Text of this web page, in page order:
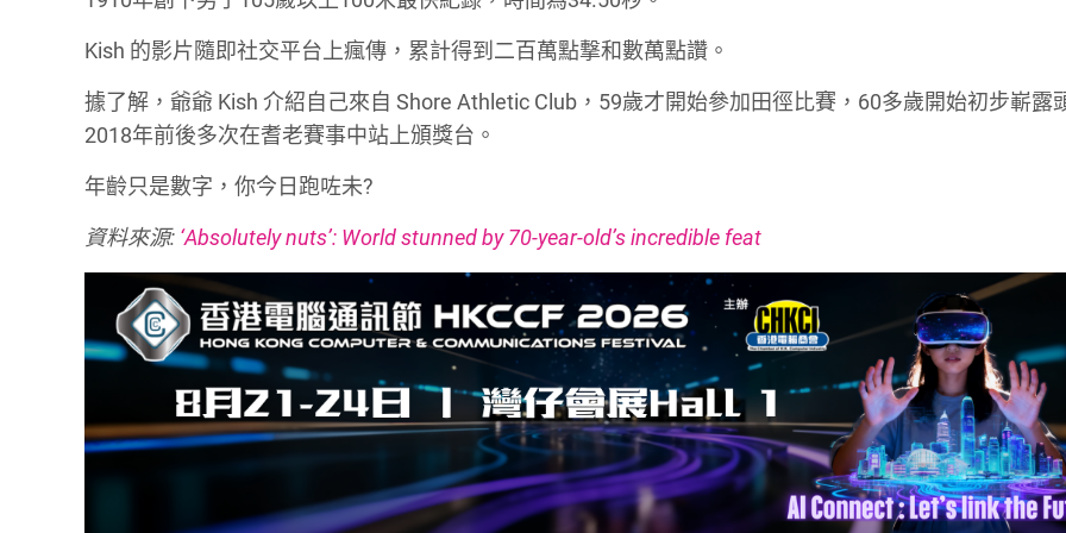
Kish 的影片隨即社交平台上瘋傳，累計得到二百萬點撃和數萬點讚。
據了解，爺爺 Kish 介紹自己來自 Shore Athletic Club，59歲才開始參加田徑比賽，60多歲開始初步嶄露
2018年前後多次在耆老賽事中站上頒獎台。
年齡只是數字，你今日跑咗未?
資料來源: ‘Absolutely nuts’: World stunned by 70-year-old’s incredible feat